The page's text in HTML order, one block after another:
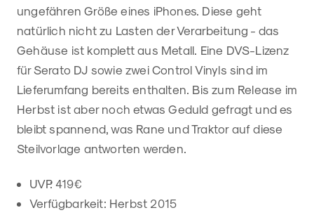
ungefähren Größe eines iPhones. Diese geht
natürlich nicht zu Lasten der Verarbeitung - das
Gehäuse ist komplett aus Metall. Eine DVS-Lizenz
für Serato DJ sowie zwei Control Vinyls sind im
Lieferumfang bereits enthalten. Bis zum Release im
Herbst ist aber noch etwas Geduld gefragt und es
bleibt spannend, was Rane und Traktor auf diese
Steilvorlage antworten werden.
UVP: 419€
Verfügbarkeit: Herbst 2015